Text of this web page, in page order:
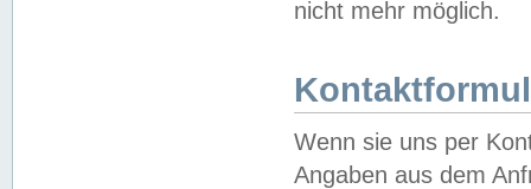
nicht mehr möglich.
Wenn sie uns per
Angaben aus dem